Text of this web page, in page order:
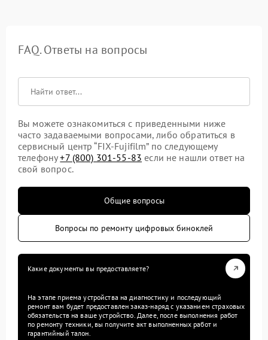
FAQ. Ответы на вопросы
Вы можете ознакомиться с приведенными ниже
часто задаваемыми вопросами, либо обратиться в
сервисный центр “FIX-Fujifilm” по следующему
телефону+7 (800) 301-55-83 если не нашли ответ на
свой вопрос.
Общие вопросы
Вопросы по ремонту цифровых биноклей
Какие документы вы предоставляете?
На этапе приема устройства на диагностику и последующий
ремонт вам будет предоставлен заказ-наряд с указанием страховых
обязательств на ваше устройство. Далее, после выполнения работ
по ремонту техники, вы получите акт выполненных работ и
гарантийный талон.